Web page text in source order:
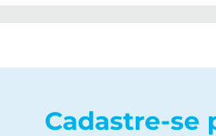
Cadastre-se